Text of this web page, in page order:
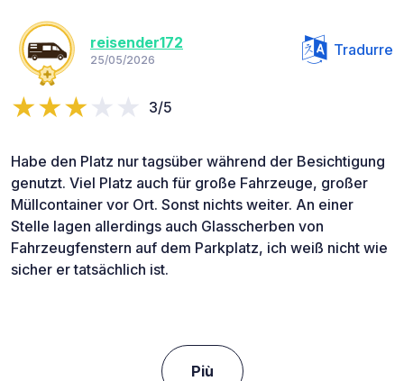
reisender172
25/05/2026
Tradurre
3/5
Habe den Platz nur tagsüber während der Besichtigung
genutzt. Viel Platz auch für große Fahrzeuge, großer
Müllcontainer vor Ort. Sonst nichts weiter. An einer
Stelle lagen allerdings auch Glasscherben von
Fahrzeugfenstern auf dem Parkplatz, ich weiß nicht wie
sicher er tatsächlich ist.
Più